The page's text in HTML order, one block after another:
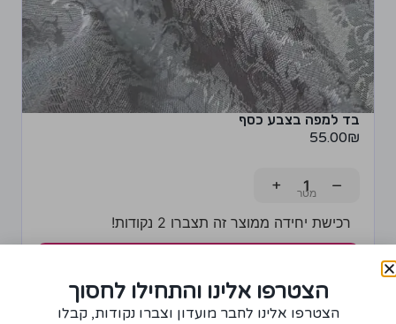
בד למפה בצבע כסף
55.00₪
−
+
רכישת יחידה ממוצר זה תצברו 2 נקודות!
הצטרפו אלינו והתחילו לחסוך
הצטרפו אלינו לחבר מועדון וצברו נקודות, קבלו